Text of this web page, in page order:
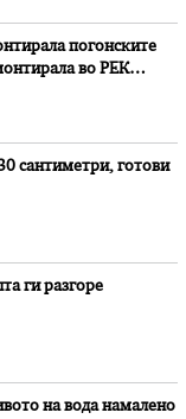
погонските
во РЕК
сантиметри, готови
ги разгоре
на вода намалено